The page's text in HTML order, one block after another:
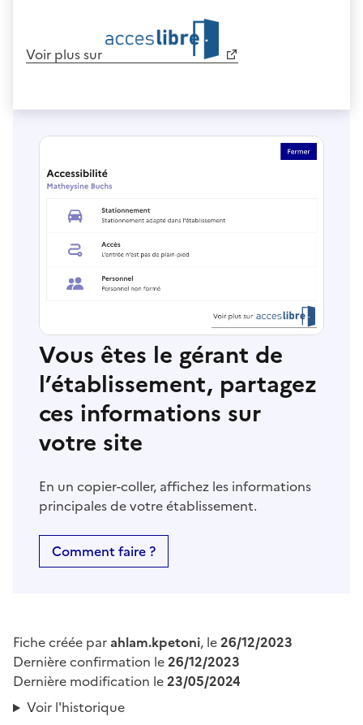
Voir plus sur
Vous êtes le gérant de
l’établissement, partagez
ces informations sur
votre site
En un copier-coller, affichez les informations
principales de votre établissement.
Comment faire ?
Fiche créée parahlam.kpetoni, le26/12/2023
Dernière confirmation le26/12/2023
Dernière modification le23/05/2024
Voir l'historique